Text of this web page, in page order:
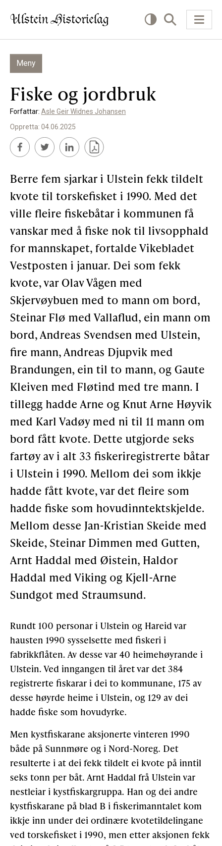
KVA VIL DU LESE OM?
Kultur
Næring
Offentlig
Personar
SLIK KAN DU BIDRA
Bidra til lokalhistorie
OM ULSTEIN HISTORIELAG
Kontakt oss
Om oss
Levd liv
FÅ TILGONG
BLI MEDLEM
Gløymt passord Allereie medlem? Logg inn
Meny
Fiske og jordbruk
Forfattar: Asle Geir Widnes Johansen
Oppretta: 04.06.2025
Berre fem sjarkar i Ulstein fekk tildelt
kvote til torskefisket i 1990. Med det
ville fleire fiskebåtar i kommunen få
vanskar med å fiske nok til livsopphald
for mannskapet, fortalde Vikebladet
Vestposten i januar. Dei som fekk
kvote, var Olav Vågen med
Skjervøybuen med to mann om bord,
Steinar Flø med Vallaflud, ein mann om
bord, Andreas Svendsen med Ulstein,
fire mann, Andreas Djupvik med
Brandungen, ein til to mann, og Gaute
Kleiven med Fløtind med tre mann. I
tillegg hadde Arne og Knut Arne Høyvik
med Karl Vadøy med ni til 11 mann om
bord fått kvote. Dette utgjorde seks
fartøy av i alt 33 fiskeriregistrerte båtar
i Ulstein i 1990. Mellom dei som ikkje
hadde fått kvote, var det fleire som
hadde fiske som hovudinntektskjelde.
Mellom desse Jan-Kristian Skeide med
Skeide, Steinar Dimmen med Gutten,
Arnt Haddal med Øistein, Haldor
Haddal med Viking og Kjell-Arne
Sundgot med Straumsund.
Rundt 100 personar i Ulstein og Hareid var
hausten 1990 sysselsette med fiskeri i
fabrikkflåten. Av desse var 40 heimehøyrande i
Ulstein. Ved inngangen til året var det 384
registrerte fiskarar i dei to kommunane, 175 av
desse høyrde heime i Ulstein, og 129 av dei
hadde fiske som hovudyrke.
Men kystfiskarane aksjonerte vinteren 1990
både på Sunnmøre og i Nord-Noreg. Det
resulterte i at dei fekk tildelt ei kvote på inntil
seks tonn per båt. Arnt Haddal frå Ulstein var
nestleiar i kystfiskargruppa. Han og dei andre
kystfiskarane på blad B i fiskerimanntalet kom
ikkje inn under dei ordinære kvotetildelingane
ved torskefisket i 1990, men etter aksjonen fekk